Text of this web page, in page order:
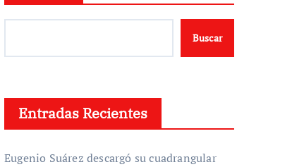
Buscar
Entradas Recientes
Eugenio Suárez descargó su cuadrangular